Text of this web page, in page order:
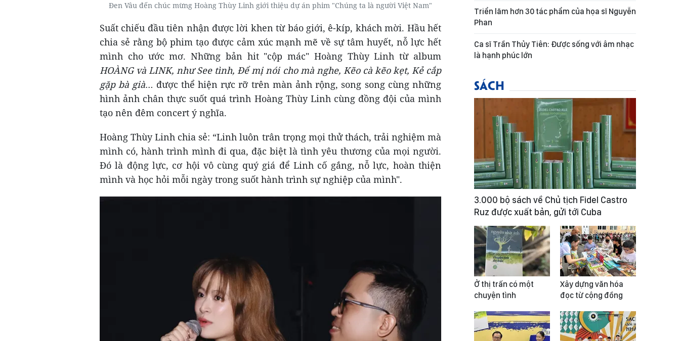
Đen Vâu đến chúc mừng Hoàng Thùy Linh giới thiệu dự án phim "Chúng ta là người Việt Nam"
Suất chiếu đầu tiên nhận được lời khen từ báo giới, ê-kíp, khách mời. Hầu hết
chia sẻ rằng bộ phim tạo được cảm xúc mạnh mẽ về sự tâm huyết, nỗ lực hết
mình cho ước mơ. Những bản hit "cộp mác" Hoàng Thùy Linh từ album
HOÀNG và LINK, như See tình, Để mị nói cho mà nghe, Kẽo cà kẽo kẹt, Kẻ cắp
gặp bà già… được thể hiện rực rỡ trên màn ảnh rộng, song song cùng những
hình ảnh chân thực suốt quá trình Hoàng Thùy Linh cùng đồng đội của mình
tạo nên đêm concert ý nghĩa.
Hoàng Thùy Linh chia sẻ: “Linh luôn trân trọng mọi thử thách, trải nghiệm mà
mình có, hành trình mình đi qua, đặc biệt là tình yêu thương của mọi người.
Đó là động lực, cơ hội vô cùng quý giá để Linh cố gắng, nỗ lực, hoàn thiện
mình và học hỏi mỗi ngày trong suốt hành trình sự nghiệp của mình".
Triển lãm hơn 30 tác phẩm của họa sĩ Nguyễn
Phan
Ca sĩ Trần Thủy Tiên: Được sống với âm nhạc
là hạnh phúc lớn
SÁCH
3.000 bộ sách về Chủ tịch Fidel Castro
Ruz được xuất bản, gửi tới Cuba
Ở thị trấn có một
chuyện tình
Xây dựng văn hóa
đọc từ cộng đồng